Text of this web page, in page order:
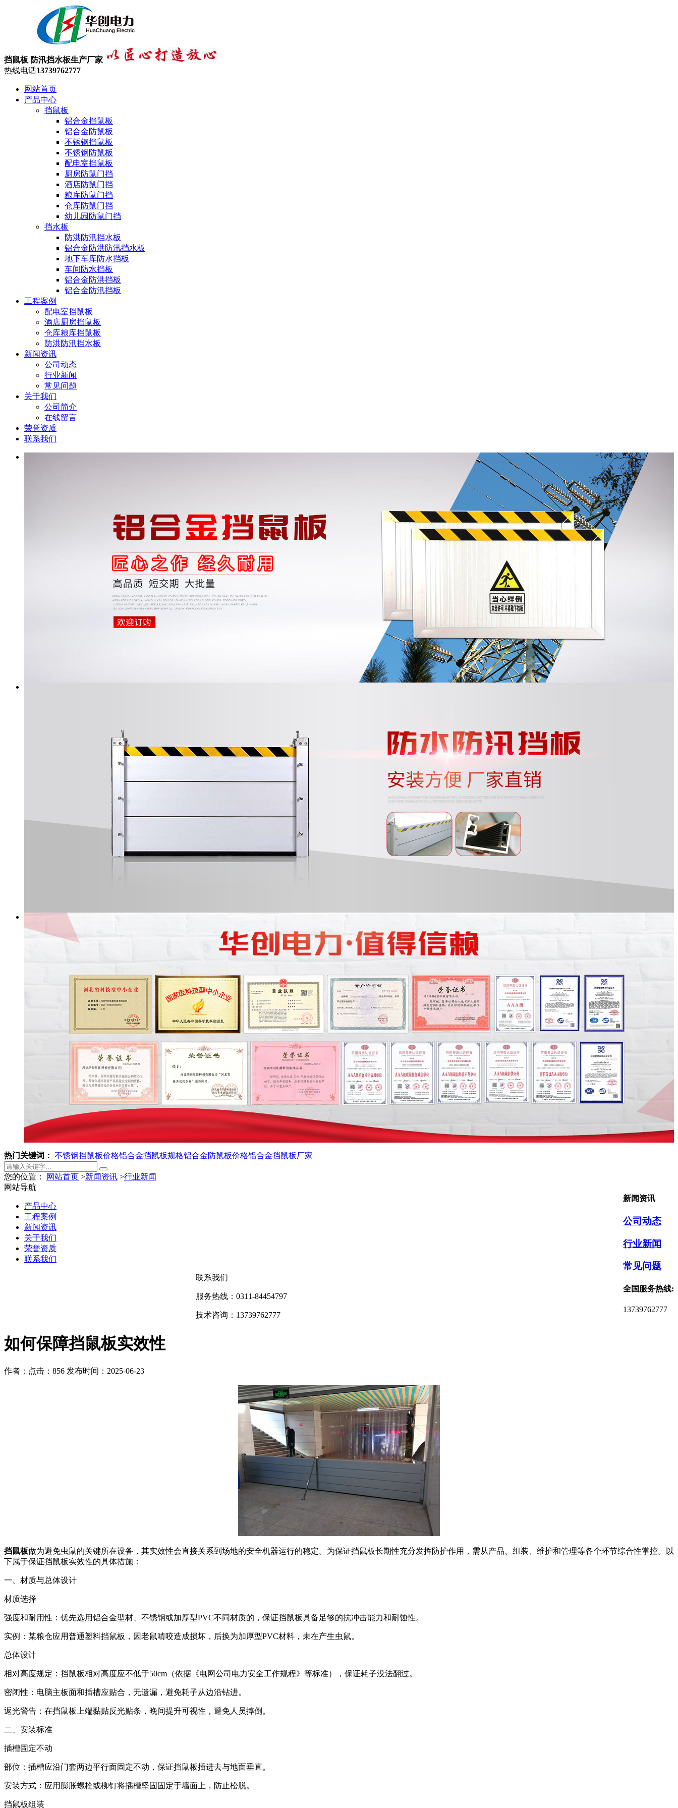
挡鼠板 防汛挡水板生产厂家
热线电话13739762777
网站首页
产品中心
挡鼠板
铝合金挡鼠板
铝合金防鼠板
不锈钢挡鼠板
不锈钢防鼠板
配电室挡鼠板
厨房防鼠门挡
酒店防鼠门挡
粮库防鼠门挡
仓库防鼠门挡
幼儿园防鼠门挡
挡水板
防洪防汛挡水板
铝合金防洪防汛挡水板
地下车库防水挡板
车间防水挡板
铝合金防洪挡板
铝合金防汛挡板
工程案例
配电室挡鼠板
酒店厨房挡鼠板
仓库粮库挡鼠板
防洪防汛挡水板
新闻资讯
公司动态
行业新闻
常见问题
关于我们
公司简介
在线留言
荣誉资质
联系我们
热门关键词： 不锈钢挡鼠板价格铝合金挡鼠板规格铝合金防鼠板价格铝合金挡鼠板厂家
您的位置： 网站首页 >新闻资讯 >行业新闻
新闻资讯
公司动态
行业新闻
常见问题
全国服务热线:
13739762777
如何保障挡鼠板实效性
作者： 点击：856 发布时间：2025-06-23
挡鼠板做为避免虫鼠的关键所在设备，其实效性会直接关系到场地的安全机器运行的稳定。为保证挡鼠板长期性充分发挥防护作用，需从产品、组装、维护和管理等各个环节综合性掌控。以
下属于保证挡鼠板实效性的具体措施：
一、材质与总体设计
材质选择
强度和耐用性：优先选用铝合金型材、不锈钢或加厚型PVC不同材质的，保证挡鼠板具备足够的抗冲击能力和耐蚀性。
实例：某粮仓应用普通塑料挡鼠板，因老鼠啃咬造成损坏，后换为加厚型PVC材料，未在产生虫鼠。
总体设计
相对高度规定：挡鼠板相对高度应不低于50cm（依据《电网公司电力安全工作规程》等标准），保证耗子没法翻过。
密闭性：电脑主板面和插槽应贴合，无遗漏，避免耗子从边沿钻进。
返光警告：在挡鼠板上端黏贴反光贴条，晚间提升可视性，避免人员摔倒。
二、安装标准
插槽固定不动
部位：插槽应沿门套两边平行面固定不动，保证挡鼠板插进去与地面垂直。
安装方式：应用膨胀螺栓或柳钉将插槽坚固固定于墙面上，防止松脱。
挡鼠板组装
网站导航
产品中心
工程案例
新闻资讯
关于我们
荣誉资质
联系我们
联系我们
服务热线：0311-84454797
技术咨询：13739762777